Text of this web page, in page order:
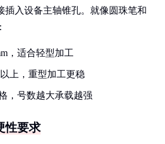
插入设备主轴锥孔。就像圆珠笔和
，适合轻型加工
上，重型加工更稳
，号数越大承载越强
性要求